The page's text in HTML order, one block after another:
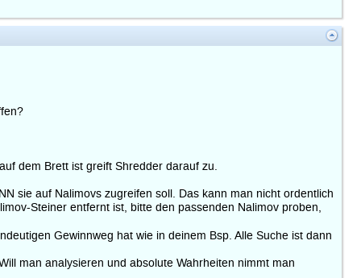
dem Brett ist greift Shredder darauf zu.
sie auf Nalimovs zugreifen soll. Das kann man nicht ordentlich
Steiner entfernt ist, bitte den passenden Nalimov proben,
Gewinnweg hat wie in deinem Bsp. Alle Suche ist dann
man analysieren und absolute Wahrheiten nimmt man